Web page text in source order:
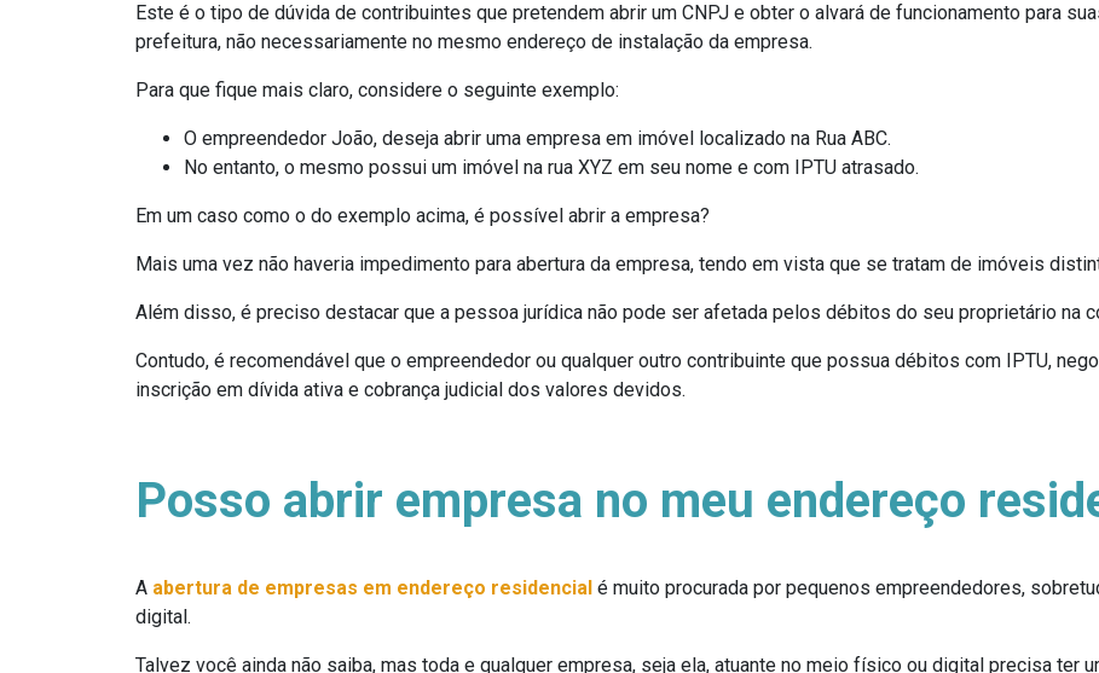
Este é o tipo de dúvida de contribuintes que pretendem abrir um CNPJ e obter o alvará de funcionamento para
prefeitura, não necessariamente no mesmo endereço de instalação da empresa.
Para que fique mais claro, considere o seguinte exemplo:
O empreendedor João, deseja abrir uma empresa em imóvel localizado na Rua ABC.
No entanto, o mesmo possui um imóvel na rua XYZ em seu nome e com IPTU atrasado.
Em um caso como o do exemplo acima, é possível abrir a empresa?
Mais uma vez não haveria impedimento para abertura da empresa, tendo em vista que se tratam de imóveis
Além disso, é preciso destacar que a pessoa jurídica não pode ser afetada pelos débitos do seu proprietário na
Contudo, é recomendável que o empreendedor ou qualquer outro contribuinte que possua débitos com IPTU,
inscrição em dívida ativa e cobrança judicial dos valores devidos.
Posso abrir empresa no meu endereço
A abertura de empresas em endereço residencial é muito procurada por pequenos empreendedores,
digital.
Talvez você ainda não saiba, mas toda e qualquer empresa, seja ela, atuante no meio físico ou digital precisa ter